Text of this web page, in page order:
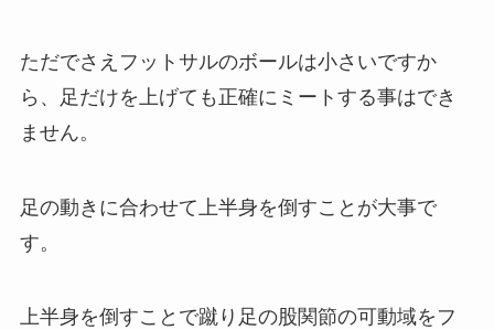
ただでさえフットサルのボールは小さいですか
ら、足だけを上げても正確にミートする事はでき
ません。
足の動きに合わせて上半身を倒すことが大事で
す。
上半身を倒すことで蹴り足の股関節の可動域をフ